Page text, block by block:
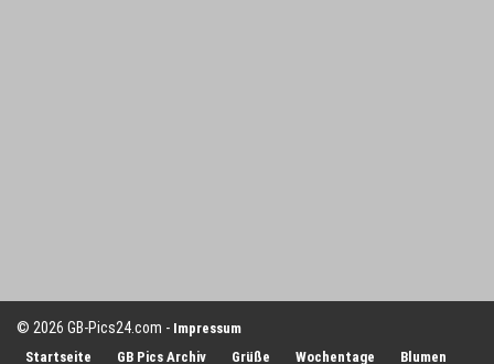
© 2026 GB-Pics24.com - Impressum
Startseite
GB Pics Archiv Grüße Wochentage Blumen